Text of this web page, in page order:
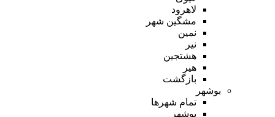
لاهرود
مشگین شهر
نمین
نیر
هشتجین
هیر
بازگشت
بوشهر
تمام شهر‌ها
بوشهر